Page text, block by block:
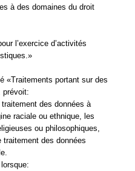
à des domaines du droit
l’exercice d’activités
«Traitements portant sur des
prévoit:
des données à
raciale ou ethnique, les
ou philosophiques,
traitement des données